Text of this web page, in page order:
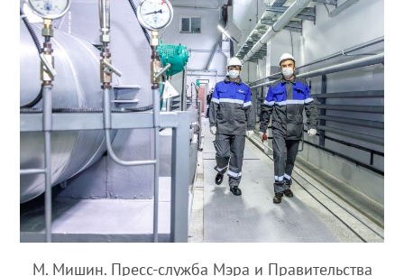
М. Мишин. Пресс-служба Мэра и Правительства